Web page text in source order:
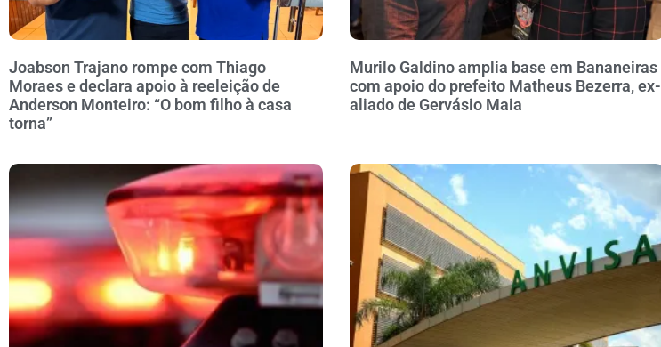
Joabson Trajano rompe com Thiago
Moraes e declara apoio à reeleição de
Anderson Monteiro: “O bom filho à casa
torna”
Murilo Galdino amplia base em Bananeiras
com apoio do prefeito Matheus Bezerra, ex-
aliado de Gervásio Maia